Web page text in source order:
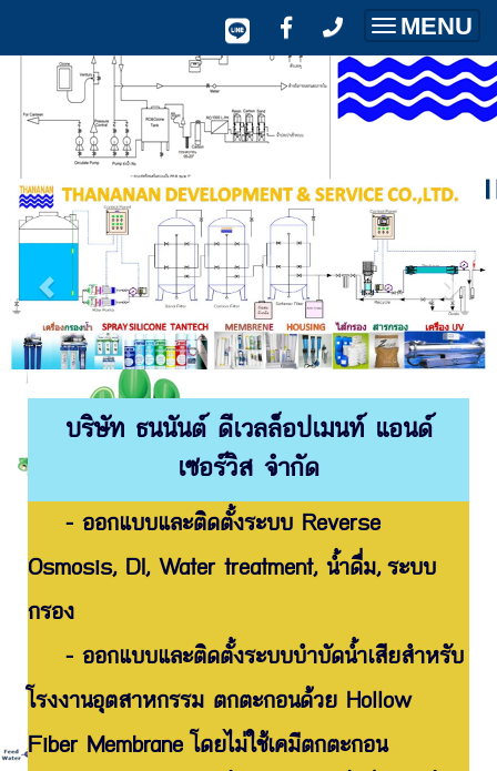
Toggle
MENU
บริษัท ธนนันต์ ดีเวลล็อปเมนท์ แอนด์
เซอร์วิส จำกัด
- ออกแบบและติดตั้งระบบ Reverse
Osmosis, DI, Water treatment, น้ำดื่ม,ระบบ
กรอง
- ออกแบบและติดตั้งระบบบำบัดน้ำเสียสำหรับ
โรงงานอุตสาหกรรม ตกตะกอนด้วย Hollow
Fiber Membrane โดยไม่ใช้เคมีตกตะกอน